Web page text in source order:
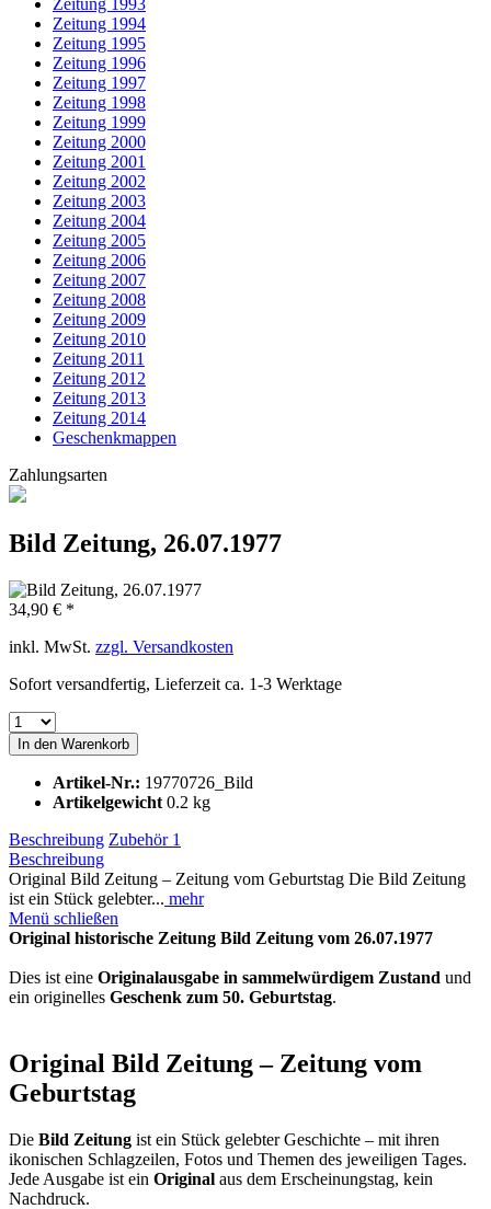
Zeitung 1993
Zeitung 1994
Zeitung 1995
Zeitung 1996
Zeitung 1997
Zeitung 1998
Zeitung 1999
Zeitung 2000
Zeitung 2001
Zeitung 2002
Zeitung 2003
Zeitung 2004
Zeitung 2005
Zeitung 2006
Zeitung 2007
Zeitung 2008
Zeitung 2009
Zeitung 2010
Zeitung 2011
Zeitung 2012
Zeitung 2013
Zeitung 2014
Geschenkmappen
Zahlungsarten
Bild Zeitung, 26.07.1977
34,90 € *
inkl. MwSt. zzgl. Versandkosten
Sofort versandfertig, Lieferzeit ca. 1-3 Werktage
In den Warenkorb
Artikel-Nr.: 19770726_Bild
Artikelgewicht 0.2 kg
Beschreibung Zubehör 1
Beschreibung
Original Bild Zeitung – Zeitung vom Geburtstag Die Bild Zeitung
ist ein Stück gelebter... mehr
Menü schließen
Original historische Zeitung Bild Zeitung vom 26.07.1977
Dies ist eine Originalausgabe in sammelwürdigem Zustand und
ein originelles Geschenk zum 50. Geburtstag.
Original Bild Zeitung – Zeitung vom
Geburtstag
Die Bild Zeitung ist ein Stück gelebter Geschichte – mit ihren
ikonischen Schlagzeilen, Fotos und Themen des jeweiligen Tages.
Jede Ausgabe ist ein Original aus dem Erscheinungstag, kein
Nachdruck.